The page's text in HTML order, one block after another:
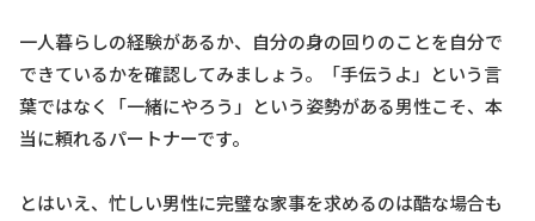
一人暮らしの経験があるか、自分の身の回りのことを自分で
できているかを確認してみましょう。「手伝うよ」という言
葉ではなく「一緒にやろう」という姿勢がある男性こそ、本
当に頼れるパートナーです。
とはいえ、忙しい男性に完璧な家事を求めるのは酷な場合も